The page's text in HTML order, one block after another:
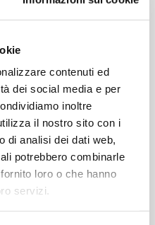
contenuti ed
dei social media e per
inoltre
il nostro sito con i
di analisi dei dati web,
potrebbero combinarle
loro o che hanno
servizi.
minimo 1 collo):1386
you want to ship to